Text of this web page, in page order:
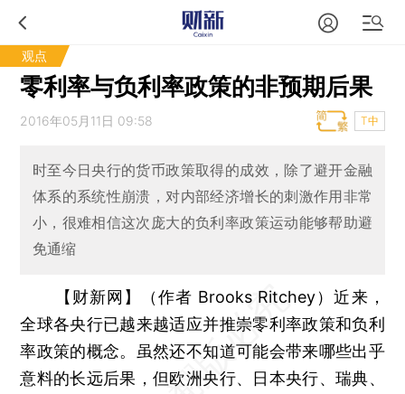
观点
零利率与负利率政策的非预期后果
2016年05月11日 09:58 T中
时至今日央行的货币政策取得的成效，除了避开金融
体系的系统性崩溃，对内部经济增长的刺激作用非常
小，很难相信这次庞大的负利率政策运动能够帮助避
免通缩
【财新网】（作者 Brooks Ritchey）近来，
全球各央行已越来越适应并推崇零利率政策和负利
率政策的概念。虽然还不知道可能会带来哪些出乎
意料的长远后果，但欧洲央行、日本央行、瑞典、